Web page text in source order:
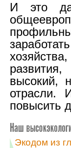
И это
высокий,
отрасли.
повысить
Экодом из